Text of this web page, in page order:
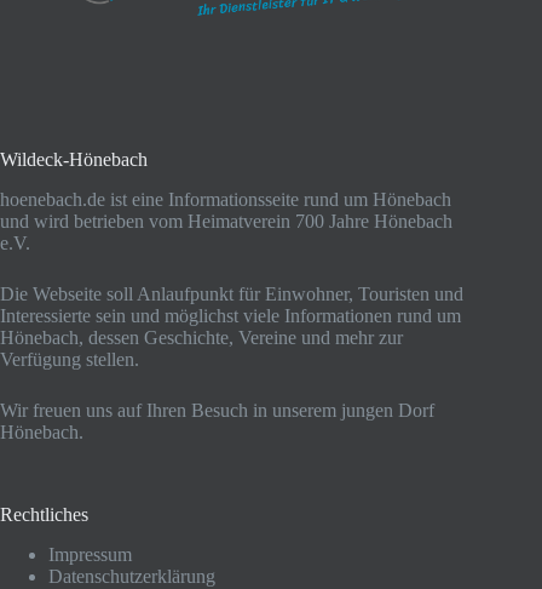
Wildeck-Hönebach
hoenebach.de ist eine Informationsseite rund um Hönebach
und wird betrieben vom Heimatverein 700 Jahre Hönebach
e.V.
Die Webseite soll Anlaufpunkt für Einwohner, Touristen und
Interessierte sein und möglichst viele Informationen rund um
Hönebach, dessen Geschichte, Vereine und mehr zur
Verfügung stellen.
Wir freuen uns auf Ihren Besuch in unserem jungen Dorf
Hönebach.
Rechtliches
Impressum
Datenschutzerklärung